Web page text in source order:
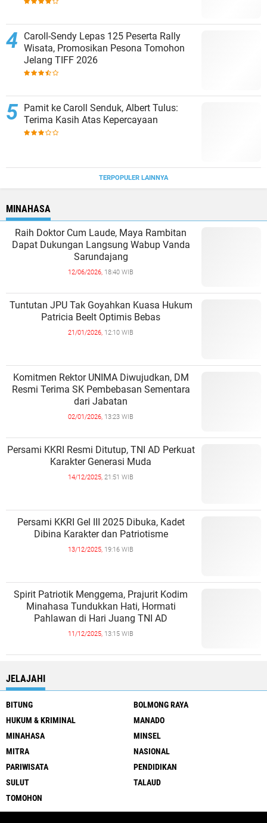
Caroll-Sendy Lepas 125 Peserta Rally
Wisata, Promosikan Pesona Tomohon
Jelang TIFF 2026
Pamit ke Caroll Senduk, Albert Tulus:
Terima Kasih Atas Kepercayaan
TERPOPULER LAINNYA
MINAHASA
Raih Doktor Cum Laude, Maya Rambitan
Dapat Dukungan Langsung Wabup Vanda
Sarundajang
12/06/2026, 18:40 WIB
Tuntutan JPU Tak Goyahkan Kuasa Hukum
Patricia Beelt Optimis Bebas
21/01/2026, 12:10 WIB
Komitmen Rektor UNIMA Diwujudkan, DM
Resmi Terima SK Pembebasan Sementara
dari Jabatan
02/01/2026, 13:23 WIB
Persami KKRI Resmi Ditutup, TNI AD Perkuat
Karakter Generasi Muda
14/12/2025, 21:51 WIB
Persami KKRI Gel III 2025 Dibuka, Kadet
Dibina Karakter dan Patriotisme
13/12/2025, 19:16 WIB
Spirit Patriotik Menggema, Prajurit Kodim
Minahasa Tundukkan Hati, Hormati
Pahlawan di Hari Juang TNI AD
11/12/2025, 13:15 WIB
JELAJAHI
BITUNG
BOLMONG RAYA
HUKUM & KRIMINAL
MANADO
MINAHASA
MINSEL
MITRA
NASIONAL
PARIWISATA
PENDIDIKAN
SULUT
TALAUD
TOMOHON